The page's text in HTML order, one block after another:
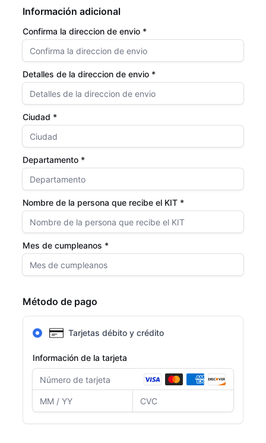
Información adicional
Confirma la direccion de envio *
Detalles de la direccion de envio *
Ciudad *
Departamento *
Nombre de la persona que recibe el KIT *
Mes de cumpleanos *
Método de pago
Tarjetas débito y crédito
Información de la tarjeta